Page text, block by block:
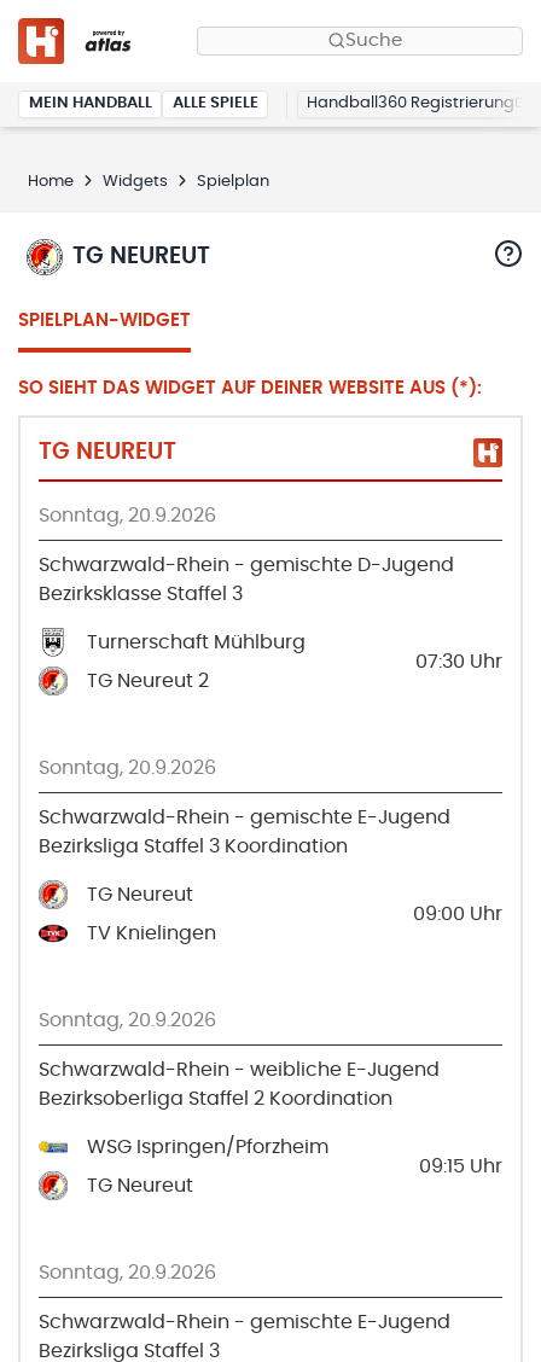
Suche
MEIN HANDBALL ALLE SPIELE Handball360 Registrierung
Home Widgets Spielplan
TG NEUREUT
SPIELPLAN-WIDGET
SO SIEHT DAS WIDGET AUF DEINER WEBSITE AUS (*):
TG NEUREUT
Sonntag, 20.9.2026
Schwarzwald-Rhein - gemischte D-Jugend
Bezirksklasse Staffel 3
Turnerschaft Mühlburg
TG Neureut 2
07:30 Uhr
Sonntag, 20.9.2026
Schwarzwald-Rhein - gemischte E-Jugend
Bezirksliga Staffel 3 Koordination
TG Neureut
TV Knielingen
09:00 Uhr
Sonntag, 20.9.2026
Schwarzwald-Rhein - weibliche E-Jugend
Bezirksoberliga Staffel 2 Koordination
WSG Ispringen/Pforzheim
TG Neureut
09:15 Uhr
Sonntag, 20.9.2026
Schwarzwald-Rhein - gemischte E-Jugend
Bezirksliga Staffel 3